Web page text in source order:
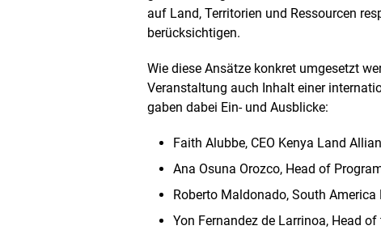
r
ö
e
r
t
e
auf Land, Territorien und Ressourcen
berücksichtigen.
Wie diese Ansätze konkret umgesetzt
Veranstaltung auch Inhalt einer
gaben dabei Ein- und Ausblicke:
Faith Alubbe, CEO Kenya Land
Ana Osuna Orozco, Head of
Roberto Maldonado, South America
Yon Fernandez de Larrinoa, Head of